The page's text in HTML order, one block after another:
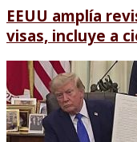
EEUU amplía
visas, incluye a